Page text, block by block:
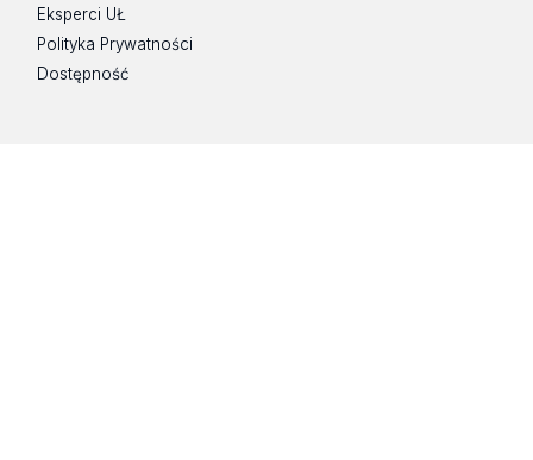
Eksperci UŁ
Polityka Prywatności
Dostępność